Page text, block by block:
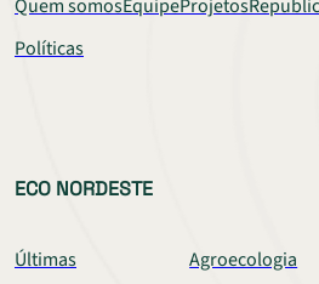
Quem somosEquipeProjetos
Políticas
ECO NORDESTE
Últimas
Agroecologia